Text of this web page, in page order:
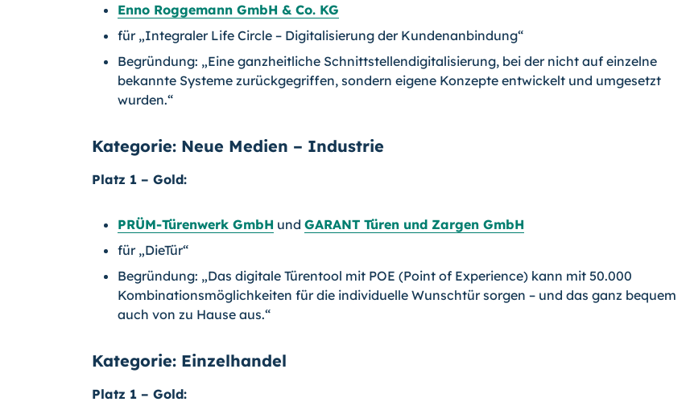
Enno Roggemann GmbH & Co. KG
für „Integraler Life Circle – Digitalisierung der Kundenanbindung“
Begründung: „Eine ganzheitliche Schnittstellendigitalisierung, bei der nicht auf einzelne
bekannte Systeme zurückgegriffen, sondern eigene Konzepte entwickelt und umgesetzt
wurden.“
Kategorie: Neue Medien – Industrie
Platz 1 – Gold:
PRÜM-Türenwerk GmbH und GARANT Türen und Zargen GmbH
für „DieTür“
Begründung: „Das digitale Türentool mit POE (Point of Experience) kann mit 50.000
Kombinationsmöglichkeiten für die individuelle Wunschtür sorgen – und das ganz bequem
auch von zu Hause aus.“
Kategorie: Einzelhandel
Platz 1 – Gold: